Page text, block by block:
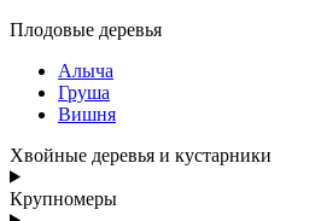
Плодовые деревья
Алыча
Груша
Вишня
Хвойные деревья и кустарники
Крупномеры